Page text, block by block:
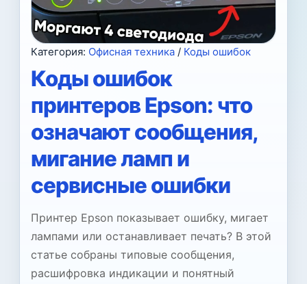
Категория: Офисная техника / Коды ошибок
Коды ошибок
принтеров Epson: что
означают сообщения,
мигание ламп и
сервисные ошибки
Принтер Epson показывает ошибку, мигает
лампами или останавливает печать? В этой
статье собраны типовые сообщения,
расшифровка индикации и понятный